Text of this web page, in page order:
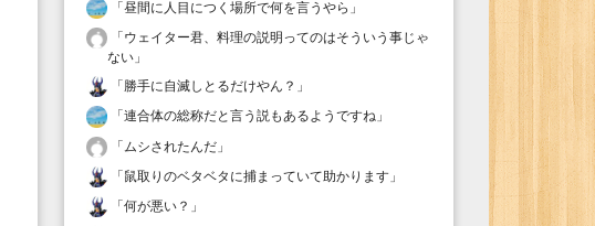
「昼間に人目につく場所で何を言うやら 」
「ウェイター君、料理の説明ってのはそういう事じゃ
ない 」
「勝手に自滅しとるだけやん？ 」
「連合体の総称だと言う説もあるようですね 」
「 ムシされたんだ 」
「鼠取りのベタベタに捕まっていて助かります 」
「何が悪い？ 」